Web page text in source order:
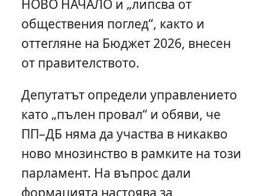
НОВО НАЧАЛО и „липсва от
обществения поглед“, както и
оттегляне на Бюджет 2026, внесен
от правителството.
Депутатът определи управлението
като „пълен провал“ и обяви, че
ПП–ДБ няма да участва в никакво
ново мнозинство в рамките на този
парламент. На въпрос дали
формацията настоява за